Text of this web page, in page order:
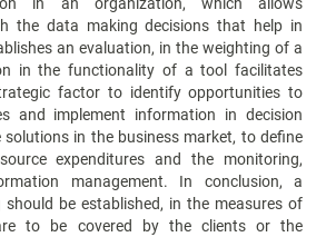
the data making decisions that help in
an evaluation, in the weighting of a
in the functionality of a tool facilitates
factor to identify opportunities to
and implement information in decision
solutions in the business market, to define
expenditures and the monitoring,
management. In conclusion, a
be established, in the measures of
to be covered by the clients or the